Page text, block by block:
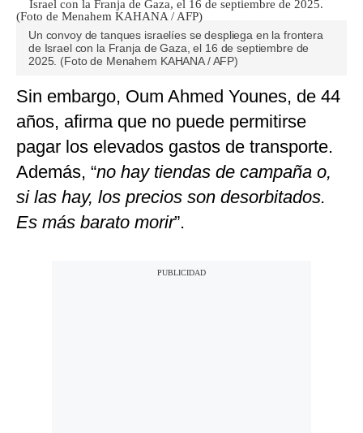
Un convoy de tanques israelíes se despliega en la frontera
de Israel con la Franja de Gaza, el 16 de septiembre de
2025. (Foto de Menahem KAHANA / AFP)
Sin embargo, Oum Ahmed Younes, de 44
años, afirma que no puede permitirse
pagar los elevados gastos de transporte.
Además, “no hay tiendas de campaña o,
si las hay, los precios son desorbitados.
Es más barato morir”.